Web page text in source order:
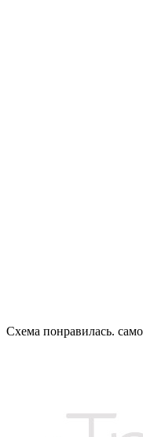
Схема понравилась.